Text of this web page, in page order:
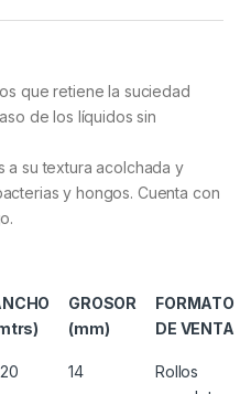
que retiene la suciedad
de los líquidos sin
a su textura acolchada y
y hongos. Cuenta con
GROSOR
(mm)
FORMATO
DE VENTA
14
Rollos